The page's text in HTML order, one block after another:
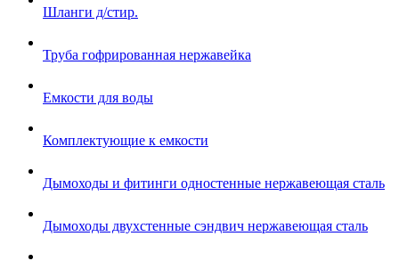
Шланги д/стир.
Труба гофрированная нержавейка
Емкости для воды
Комплектующие к емкости
Дымоходы и фитинги одностенные нержавеющая сталь
Дымоходы двухстенные сэндвич нержавеющая сталь